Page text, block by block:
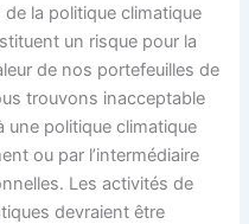
la politique climatique
un risque pour la
de nos portefeuilles de
trouvons inacceptable
une politique climatique
ou par l’intermédiaire
Les activités de
devraient être